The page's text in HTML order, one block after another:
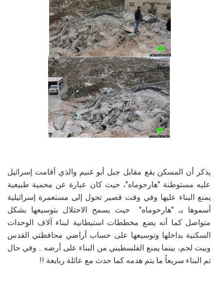
يذكر أن المسكن يقع مقابل جبل أبو غنيم والذي أقامت إسرائيل
عليه مستوطنة "هارحوماه"، حيث كان عبارة عن محمية طبيعية
يمنع البناء عليها وفي وقت قصير تحول إلى مستعمرة إسرائيلية
أسموها بـ "هارحوماه" حيث يسمح الاحتلال بتوسيعها بشكل
متواصل كما أنه يضع مخططات استيطانية لبناء آلاف الوحدات
السكنية بداخلها وتوسيعها على حساب أراضي محافظتي القدس
وبيت لحم، بينما يمنع الفلسطيني من البناء على أرضه .. وفي حال
تم البناء سريعاً ما يتم هدمه كما حدث مع عائلة ربايعة !!